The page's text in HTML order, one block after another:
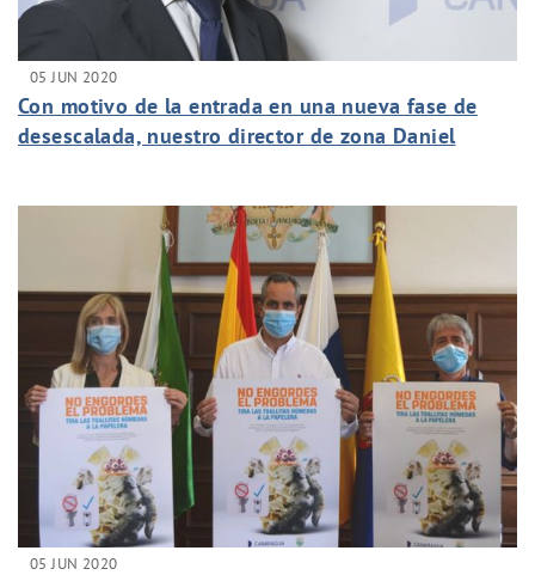
05 JUN 2020
Con motivo de la entrada en una nueva fase de
desescalada, nuestro director de zona Daniel
05 JUN 2020